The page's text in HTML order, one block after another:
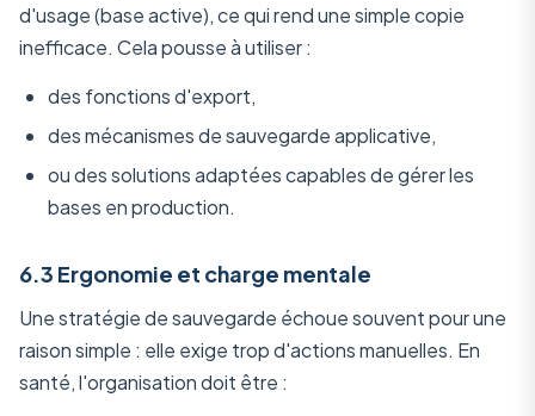
d'usage (base active), ce qui rend une simple copie
inefficace. Cela pousse à utiliser :
des fonctions d'export,
des mécanismes de sauvegarde applicative,
ou des solutions adaptées capables de gérer les
bases en production.
6.3 Ergonomie et charge mentale
Une stratégie de sauvegarde échoue souvent pour une
raison simple : elle exige trop d'actions manuelles. En
santé, l'organisation doit être :